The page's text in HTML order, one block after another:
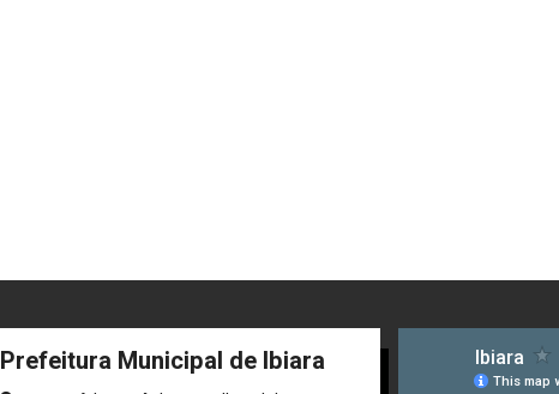
Prefeitura Municipal de Ibiara